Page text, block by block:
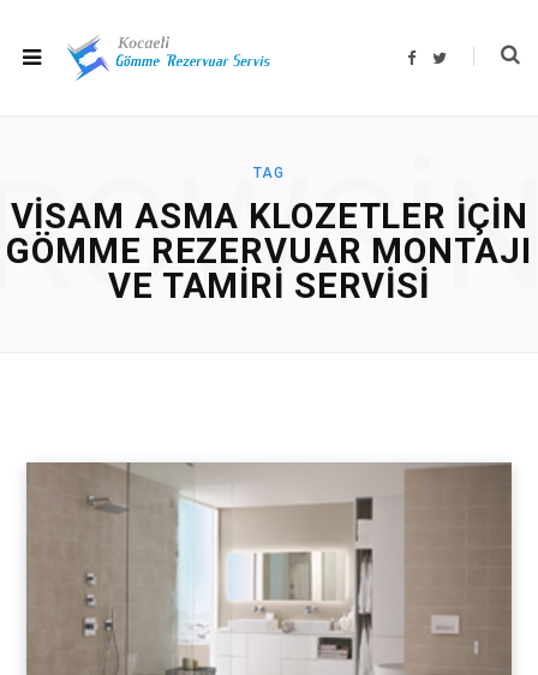
F
T
TAG
VISAM ASMA KLOZETLER IÇIN
GÖMME REZERVUAR MONTAJI
VE TAMIRI SERVISI